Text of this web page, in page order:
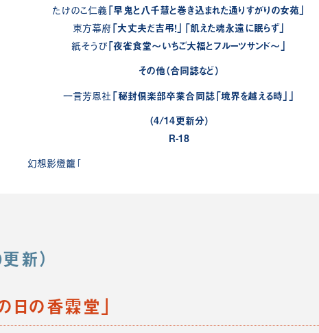
たけのこ仁義 「早鬼と八千慧と巻き込まれた通りすがりの女苑」
東方幕府 「大丈夫だ吉弔！」「飢えた魂永遠に眠らず」
紙そうび「夜雀食堂～いちご大福とフルーツサンド～」
その他（合同誌など）
一言芳恩社 「秘封倶楽部卒業合同誌「境界を越える時」」
（4/14更新分）
R-18
幻想影燈籠「 触手にゅるにゅる 淫魔教室が幻想郷入り アペンド 38日後…
新）
日の香霖堂」